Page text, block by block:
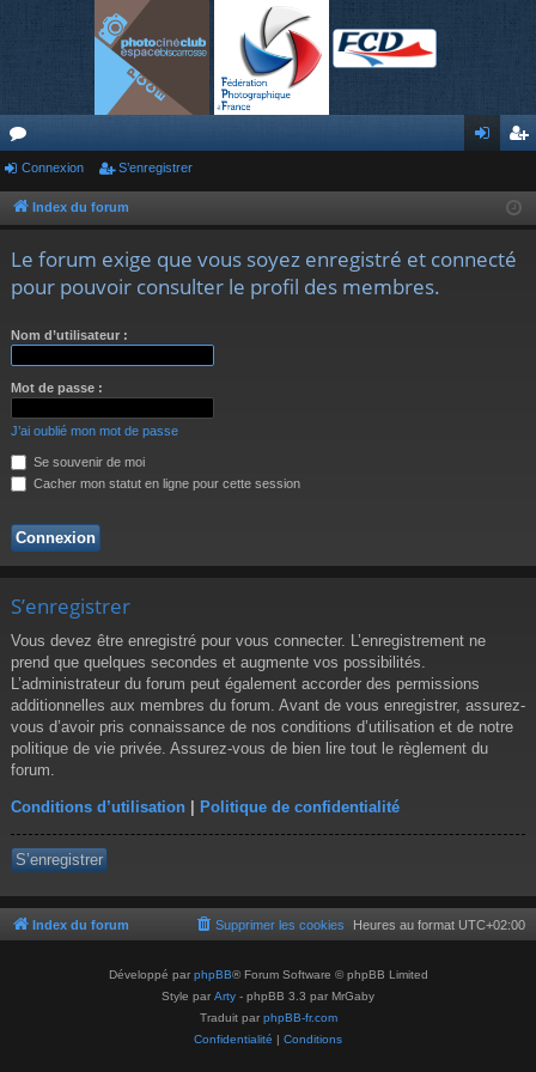
or
u nr
Connexion S’enregistrer
Index du forum
Le forum exige que vous soyez enregistré et connecté
pour pouvoir consulter le profil des membres.
Nom d’utilisateur :
Mot de passe :
J’ai oublié mon mot de passe
Se souvenir de moi
Cacher mon statut en ligne pour cette session
S’enregistrer
Vous devez être enregistré pour vous connecter. L’enregistrement ne
prend que quelques secondes et augmente vos possibilités.
L’administrateur du forum peut également accorder des permissions
additionnelles aux membres du forum. Avant de vous enregistrer, assurez-
vous d’avoir pris connaissance de nos conditions d’utilisation et de notre
politique de vie privée. Assurez-vous de bien lire tout le règlement du
forum.
Conditions d’utilisation | Politique de confidentialité
S’enregistrer
Index du forum Heures au format UTC+02:00
Supprimer les cookies
Développé par phpBB® Forum Software © phpBB Limited
Style par Arty - phpBB 3.3 par MrGaby
Traduit par phpBB-fr.com
Confidentialité | Conditions